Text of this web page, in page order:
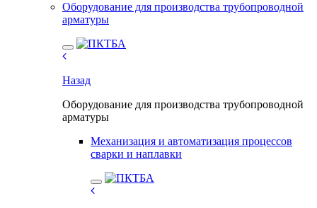
Оборудование для производства трубопроводной
арматуры
Назад
Оборудование для производства трубопроводной
арматуры
Механизация и автоматизация процессов
сварки и наплавки